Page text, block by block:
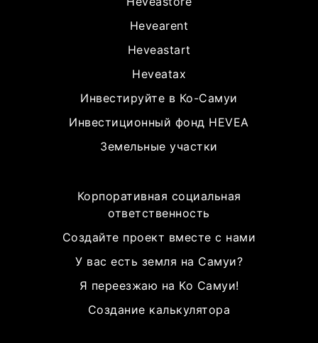
Hevearent
Heveastart
Heveatax
Инвестируйте в Ко-Самуи
Инвестиционный фонд HEVEA
Земельные участки
Корпоративная социальная
ответственность
Создайте проект вместе с нами
У вас есть земля на Самуи?
Я переезжаю на Ко Самуи!
Создание калькулятора